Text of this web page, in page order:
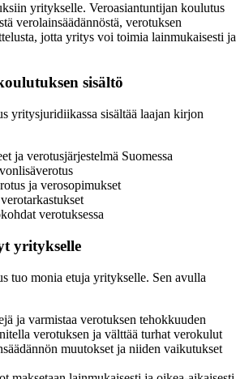
yritykselle. Veroasiantuntijan koulutus
verolainsäädännöstä, verotuksen
jotta yritys voi toimia lainmukaisesti ja
sisältö
yritysjuridiikassa sisältää laajan kirjon
ja verotusjärjestelmä Suomessa
ja verosopimukset
verotuksessa
yritykselle
tuo monia etuja yritykselle. Sen avulla
ja varmistaa verotuksen tehokkuuden
verotuksen ja välttää turhat verokulut
muutokset ja niiden vaikutukset